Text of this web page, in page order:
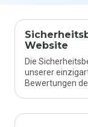
Website
Die
unserer
Bewertungen